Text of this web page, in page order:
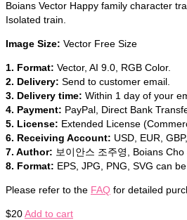
Boians Vector Happy family character
Isolated train.
Image Size: Vector Free Size
1. Format: Vector, AI 9.0, RGB Color.
2. Delivery: Send to customer email.
3. Delivery time: Within 1 day of your
4. Payment: PayPal, Direct Bank
5. License: Extended License
6. Receiving Account: USD, EUR,
7. Author: 보이안스 조주영, Boians Cho
8. Format: EPS, JPG, PNG, SVG can
Please refer to the FAQ for detailed
$20Add to cart